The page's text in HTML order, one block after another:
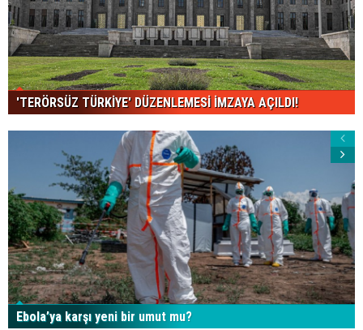
'TERÖRSÜZ TÜRKİYE' DÜZENLEMESİ İMZAYA AÇILDI!
Ebola’ya karşı yeni bir umut mu?